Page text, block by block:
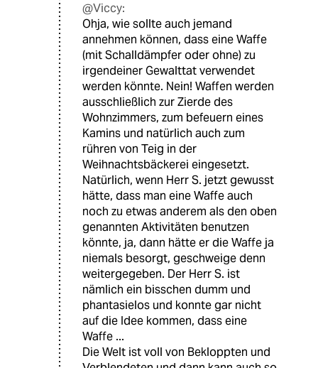
@Viccy:
Ohja, wie sollte auch jemand
annehmen können, dass eine Waffe
(mit Schalldämpfer oder ohne) zu
irgendeiner Gewalttat verwendet
werden könnte. Nein! Waffen werden
ausschließlich zur Zierde des
Wohnzimmers, zum befeuern eines
Kamins und natürlich auch zum
rühren von Teig in der
Weihnachtsbäckerei eingesetzt.
Natürlich, wenn Herr S. jetzt gewusst
hätte, dass man eine Waffe auch
noch zu etwas anderem als den oben
genannten Aktivitäten benutzen
könnte, ja, dann hätte er die Waffe ja
niemals besorgt, geschweige denn
weitergegeben. Der Herr S. ist
nämlich ein bisschen dumm und
phantasielos und konnte gar nicht
auf die Idee kommen, dass eine
Waffe ...
Die Welt ist voll von Bekloppten und